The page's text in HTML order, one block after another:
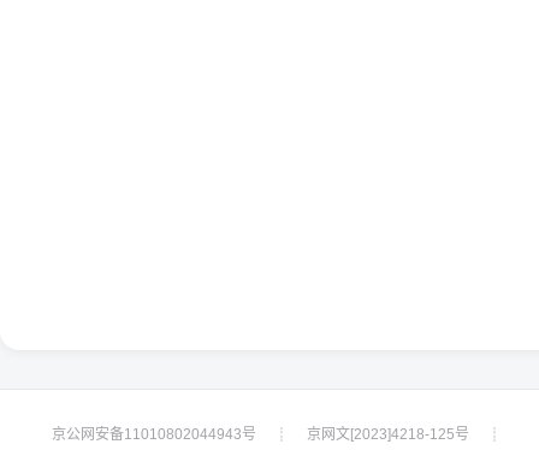
京公网安备11010802044943号 ┊ 京网文[2023]4218-125号
┊